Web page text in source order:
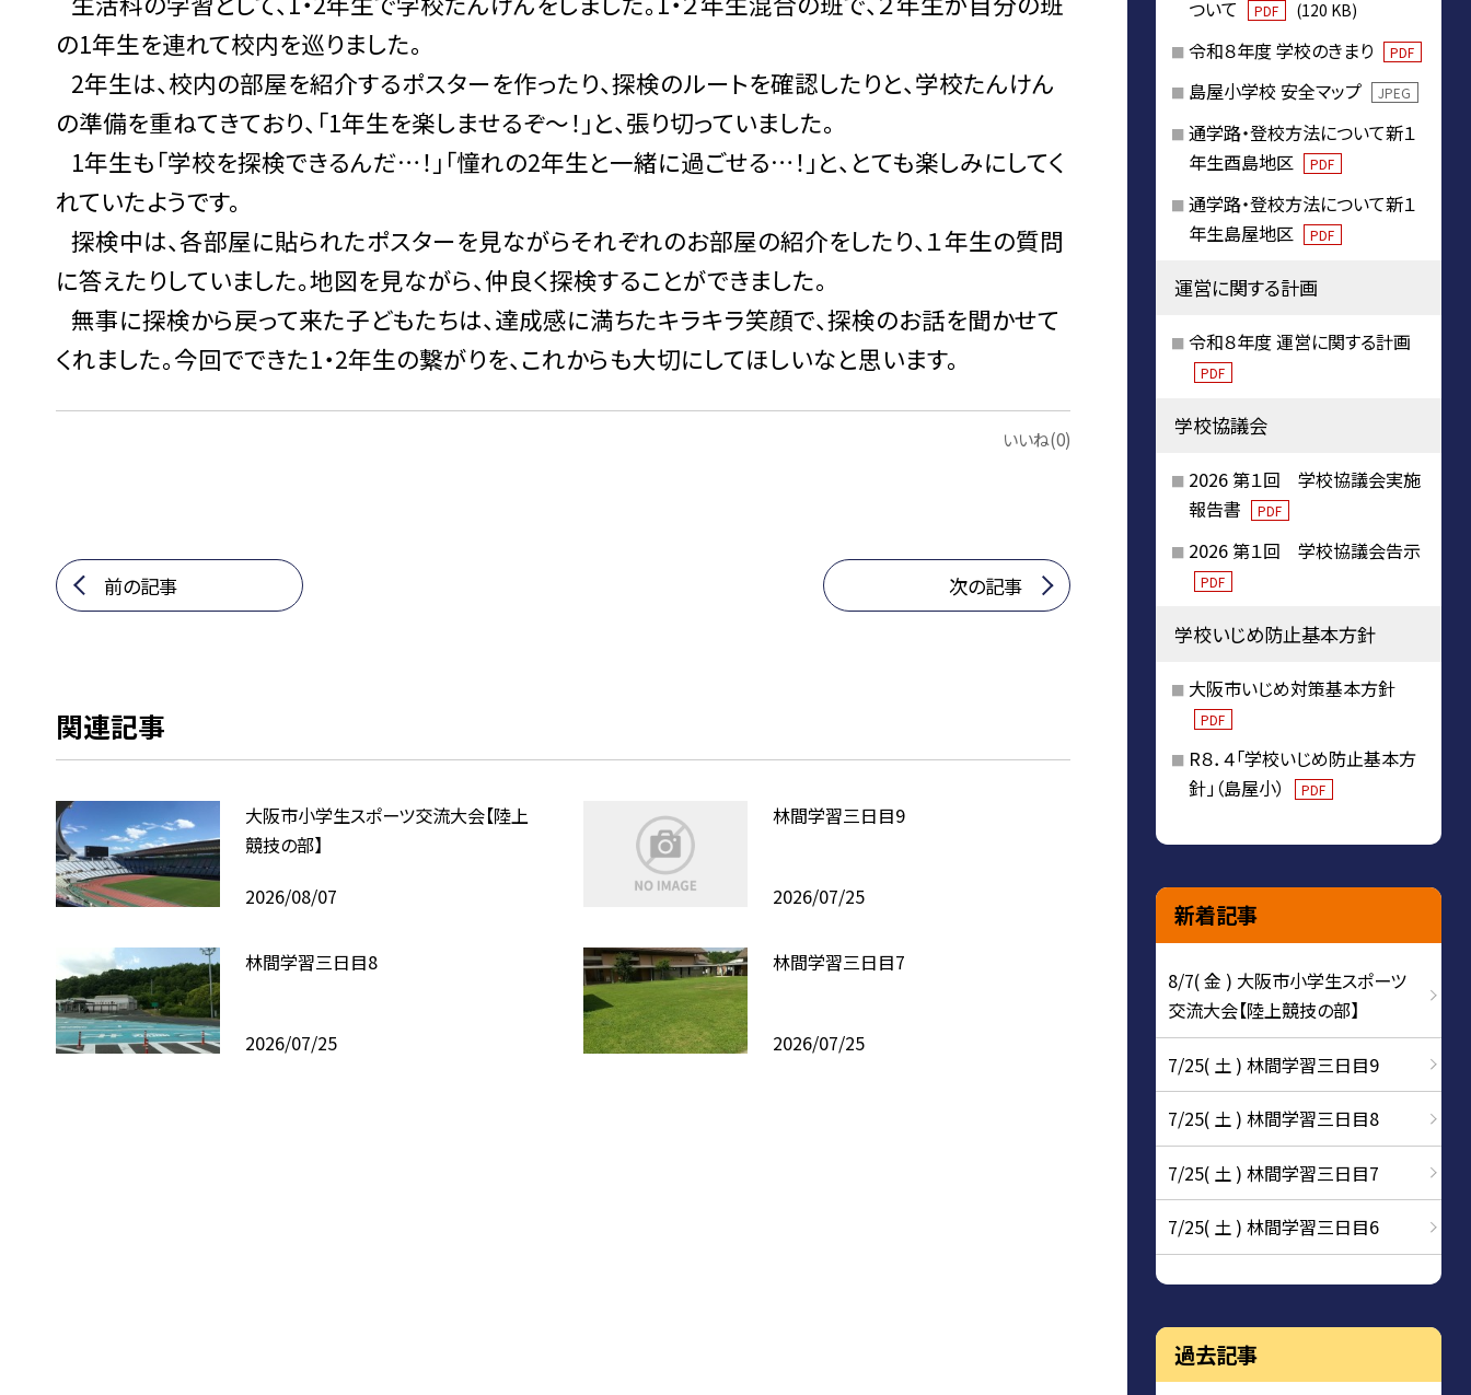
の1年生を連れて校内を巡りました。
2年生は、校内の部屋を紹介するポスターを作ったり、探検のルートを確認したりと、学校たんけん
の準備を重ねてきており、「1年生を楽しませるぞ〜！」と、張り切っていました。
1年生も「学校を探検できるんだ…！」「憧れの2年生と一緒に過ごせる…！」と、とても楽しみにしてく
れていたようです。
探検中は、各部屋に貼られたポスターを見ながらそれぞれのお部屋の紹介をしたり、１年生の質問
に答えたりしていました。地図を見ながら、仲良く探検することができました。
無事に探検から戻って来た子どもたちは、達成感に満ちたキラキラ笑顔で、探検のお話を聞かせて
くれました。今回でできた1・2年生の繋がりを、これからも大切にしてほしいなと思います。
いいね(0)
前の記事 次の記事
関連記事
大阪市小学生スポーツ交流大会【陸上
競技の部】
2026/08/07
林間学習三日目9
2026/07/25
林間学習三日目8
2026/07/25
林間学習三日目7
2026/07/25
ついて PDF (120 KB)
令和８年度 学校のきまり PDF
島屋小学校 安全マップ JPEG
通学路・登校方法について新１
年生酉島地区
PDF
通学路・登校方法について新１
年生島屋地区
PDF
運営に関する計画
令和８年度 運営に関する計画
PDF
学校協議会
2026 第１回 学校協議会実施
報告書
PDF
2026 第１回 学校協議会告示
PDF
学校いじめ防止基本方針
大阪市いじめ対策基本方針
PDF
R８．４「学校いじめ防止基本方
針」（島屋小）
PDF
新着記事
8/7( 金 ) 大阪市小学生スポーツ
交流大会【陸上競技の部】
7/25( 土 ) 林間学習三日目9
7/25( 土 ) 林間学習三日目8
7/25( 土 ) 林間学習三日目7
7/25( 土 ) 林間学習三日目6
過去記事